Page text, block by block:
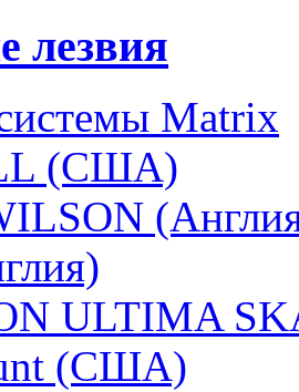
лезвия
Matrix
(США)
ULTIMA
(США)